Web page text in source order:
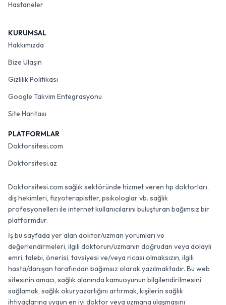
Hastaneler
KURUMSAL
Hakkımızda
Bize Ulaşın
Gizlilik Politikası
Google Takvim Entegrasyonu
Site Haritası
PLATFORMLAR
Doktorsitesi.com
Doktorsitesi.az
Doktorsitesi.com sağlık sektöründe hizmet veren tıp doktorları,
diş hekimleri, fizyoterapistler, psikologlar vb. sağlık
profesyonelleri ile internet kullanıcılarını buluşturan bağımsız bir
platformdur.
İş bu sayfada yer alan doktor/uzman yorumları ve
değerlendirmeleri, ilgili doktorun/uzmanın doğrudan veya dolaylı
emri, talebi, önerisi, tavsiyesi ve/veya ricası olmaksızın, ilgili
hasta/danışan tarafından bağımsız olarak yazılmaktadır. Bu web
sitesinin amacı, sağlık alanında kamuoyunun bilgilendirilmesini
sağlamak, sağlık okuryazarlığını artırmak, kişilerin sağlık
ihtiyaçlarına uygun en iyi doktor veya uzmana ulaşmasını